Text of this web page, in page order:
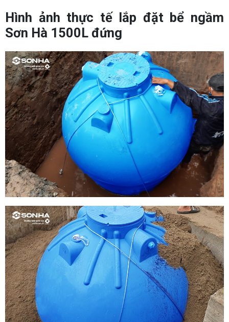
Hình ảnh thực tế lắp đặt bể ngầm
Sơn Hà 1500L đứng